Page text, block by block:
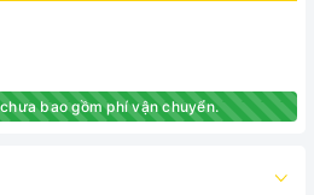
bao gồm phí vận chuyển.